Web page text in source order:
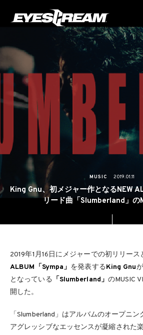
MUSIC 2019.01.11
King Gnu、初メジャー作となるNEW
リード曲「Slumberland」の
2019年1月16日にメジャーでの初リリース
ALBUM「Sympa」 を発表するKing Gnu
となっている 「Slumberland」 のMUSIC
開した。
「Slumberland」はアルバムのオープニ
アグレッシブなエッセンスが凝縮された